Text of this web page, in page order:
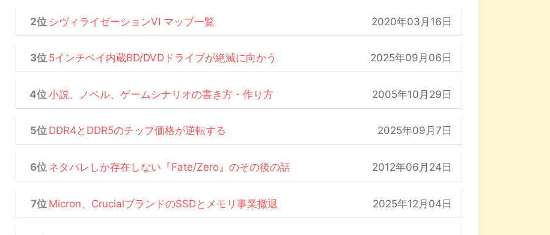
シヴィライゼーションVI マップ一覧 2020年03月16日
5インチベイ内蔵BD/DVDドライブが絶滅に向かう 2025年09月06日
小説、ノベル、ゲームシナリオの書き方・作り方 2005年10月29日
DDR4とDDR5のチップ価格が逆転する 2025年09月7日
ネタバレしか存在しない『Fate/Zero』のその後の話 2012年06月24日
Micron、CrucialブランドのSSDとメモリ事業撤退 2025年12月04日